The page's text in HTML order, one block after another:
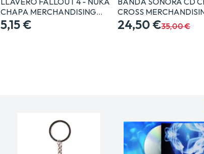
CHAPA MERCHANDISING…
5,15 €
CROSS
24,50 €35,00 €